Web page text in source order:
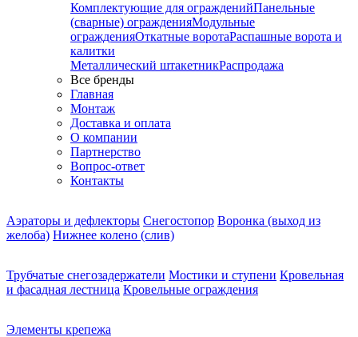
Комплектующие для огражденийПанельные
(сварные) огражденияМодульные
огражденияОткатные воротаРаспашные ворота и
калитки
Металлический штакетникРаспродажа
Все бренды
Главная
Монтаж
Доставка и оплата
О компании
Партнерство
Вопрос-ответ
Контакты
Аэраторы и дефлекторы Снегостопор Воронка (выход из
желоба) Нижнее колено (слив)
Трубчатые снегозадержатели Мостики и ступени Кровельная
и фасадная лестница Кровельные ограждения
Элементы крепежа